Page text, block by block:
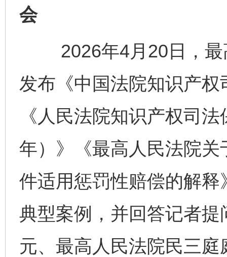
会
2026年4月20日，最
发布《中国法院知识产
《人民法院知识产权司
年）》《最高人民法院
件适用惩罚性赔偿的解
典型案例，并回答记者
元、最高人民法院民三